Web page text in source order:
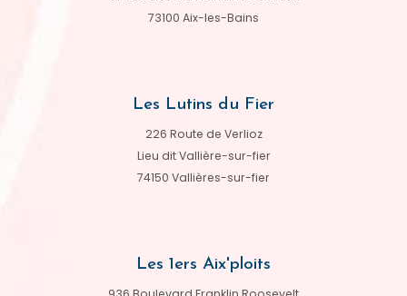
73100 Aix-les-Bains
Les Lutins du Fier
226 Route de Verlioz
Lieu dit Vallière-sur-fier
74150 Vallières-sur-fier
Les 1ers Aix'ploits